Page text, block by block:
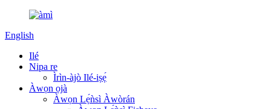
English
Ilé
Nipa re
Ìrìn-àjò Ilé-iṣẹ́
Àwọn ọjà
Àwọn Lẹ́ǹsì Àwòrán